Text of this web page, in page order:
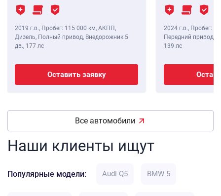
2019 г.в., Пробег: 115 000 км, АКПП,
Дизель, Полный привод, Внедорожник 5
дв., 177 лс
Оставить заявку
2024 г.в., Пробег: 8
Передний привод,
139 лс
Все автомобили
Наши клиенты ищут
Популярные модели: Audi Q5 BMW 5